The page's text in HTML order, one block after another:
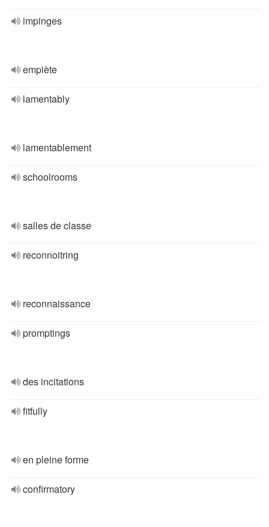
impinges
empiète
lamentably
lamentablement
schoolrooms
salles de classe
reconnoitring
reconnaissance
promptings
des incitations
fitfully
en pleine forme
confirmatory